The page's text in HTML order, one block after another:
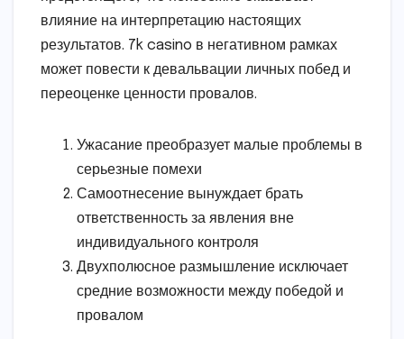
влияние на интерпретацию настоящих
результатов. 7k casino в негативном рамках
может повести к девальвации личных побед и
переоценке ценности провалов.
Ужасание преобразует малые проблемы в
серьезные помехи
Самоотнесение вынуждает брать
ответственность за явления вне
индивидуального контроля
Двухполюсное размышление исключает
средние возможности между победой и
провалом